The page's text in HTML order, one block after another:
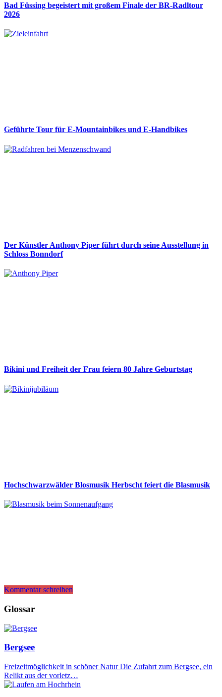
Bad Füssing begeistert mit großem Finale der BR-Radltour
2026
Geführte Tour für E-Mountainbikes und E-Handbikes
Der Künstler Anthony Piper führt durch seine Ausstellung in
Schloss Bonndorf
Bikini und Freiheit der Frau feiern 80 Jahre Geburtstag
Hochschwarzwälder Blosmusik Herbscht feiert die Blasmusik
Kommentar schreiben
Glossar
Bergsee
Freizeitmöglichkeit in schöner Natur Die Zufahrt zum Bergsee, ein
Relikt aus der vorletz…